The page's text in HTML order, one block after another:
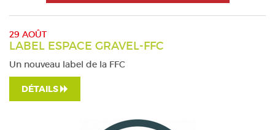
29 AOÛT
LABEL ESPACE GRAVEL-FFC
Un nouveau label de la FFC
DÉTAILS